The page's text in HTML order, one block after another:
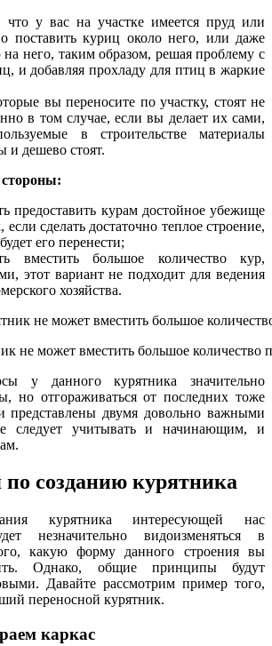
что у вас на участке имеется пруд или
поставить куриц около него, или даже
него, таким образом, решая проблему с
и добавляя прохладу для птиц в жаркие
вы переносите по участку, стоят не
в том случае, если вы делает их сами,
в строительстве материалы
и дешево стоят.
предоставить курам достойное убежище
если сделать достаточно теплое строение,
его перенести;
вместить большое количество кур,
этот вариант не подходит для ведения
хозяйства.
не может вместить большое количество
у данного курятника значительно
но отгораживаться от последних тоже
представлены двумя довольно важными
следует учитывать и начинающим, и
созданию курятника
курятника интересующей нас
незначительно видоизменяться в
какую форму данного строения вы
Однако, общие принципы будут
Давайте рассмотрим пример того,
переносной курятник.
каркас